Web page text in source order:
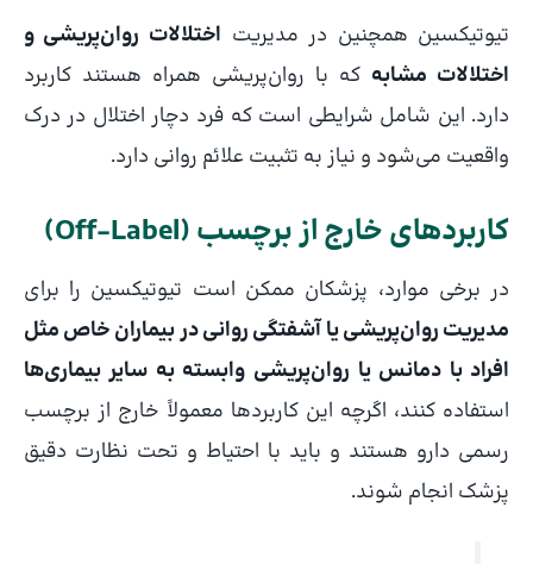
تیوتیکسین همچنین در مدیریت اختلالات روان‌پریشی و
اختلالات مشابه که با روان‌پریشی همراه هستند کاربرد
دارد. این شامل شرایطی است که فرد دچار اختلال در درک
واقعیت می‌شود و نیاز به تثبیت علائم روانی دارد.
کاربردهای خارج از برچسب (Off-Label)
در برخی موارد، پزشکان ممکن است تیوتیکسین را برای
مدیریت روان‌پریشی یا آشفتگی روانی در بیماران خاص مثل
افراد با دمانس یا روان‌پریشی وابسته به سایر بیماری‌ها
استفاده کنند، اگرچه این کاربردها معمولاً خارج از برچسب
رسمی دارو هستند و باید با احتیاط و تحت نظارت دقیق
پزشک انجام شوند.